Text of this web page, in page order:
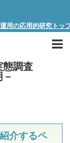
用の応用的研究トッ
調査
－
介するペ